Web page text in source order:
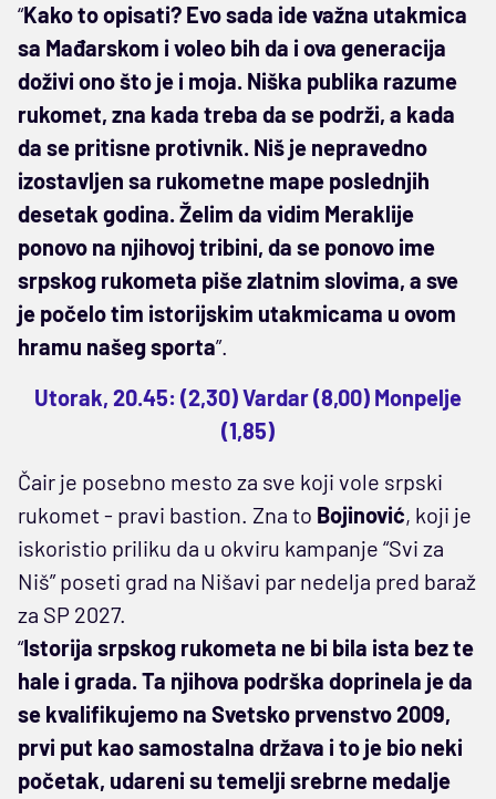
“Kako to opisati? Evo sada ide važna utakmica
sa Mađarskom i voleo bih da i ova generacija
doživi ono što je i moja. Niška publika razume
rukomet, zna kada treba da se podrži, a kada
da se pritisne protivnik. Niš je nepravedno
izostavljen sa rukometne mape poslednjih
desetak godina. Želim da vidim Meraklije
ponovo na njihovoj tribini, da se ponovo ime
srpskog rukometa piše zlatnim slovima, a sve
je počelo tim istorijskim utakmicama u ovom
hramu našeg sporta”.
Utorak, 20.45: (2,30) Vardar (8,00) Monpelje
(1,85)
Čair je posebno mesto za sve koji vole srpski
rukomet - pravi bastion. Zna to Bojinović, koji je
iskoristio priliku da u okviru kampanje “Svi za
Niš” poseti grad na Nišavi par nedelja pred baraž
za SP 2027.
“Istorija srpskog rukometa ne bi bila ista bez te
hale i grada. Ta njihova podrška doprinela je da
se kvalifikujemo na Svetsko prvenstvo 2009,
prvi put kao samostalna država i to je bio neki
početak, udareni su temelji srebrne medalje